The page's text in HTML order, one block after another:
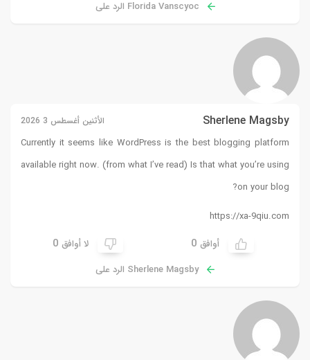
الأثنين أغسطس 3 2026
Currently it seems like
available right now. (from
لا أوافق 0